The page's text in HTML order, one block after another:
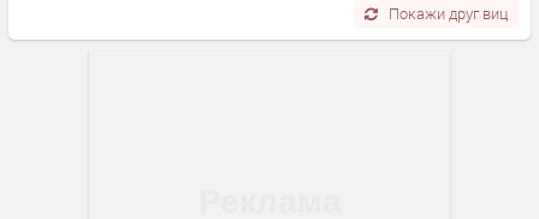
Покажи друг виц